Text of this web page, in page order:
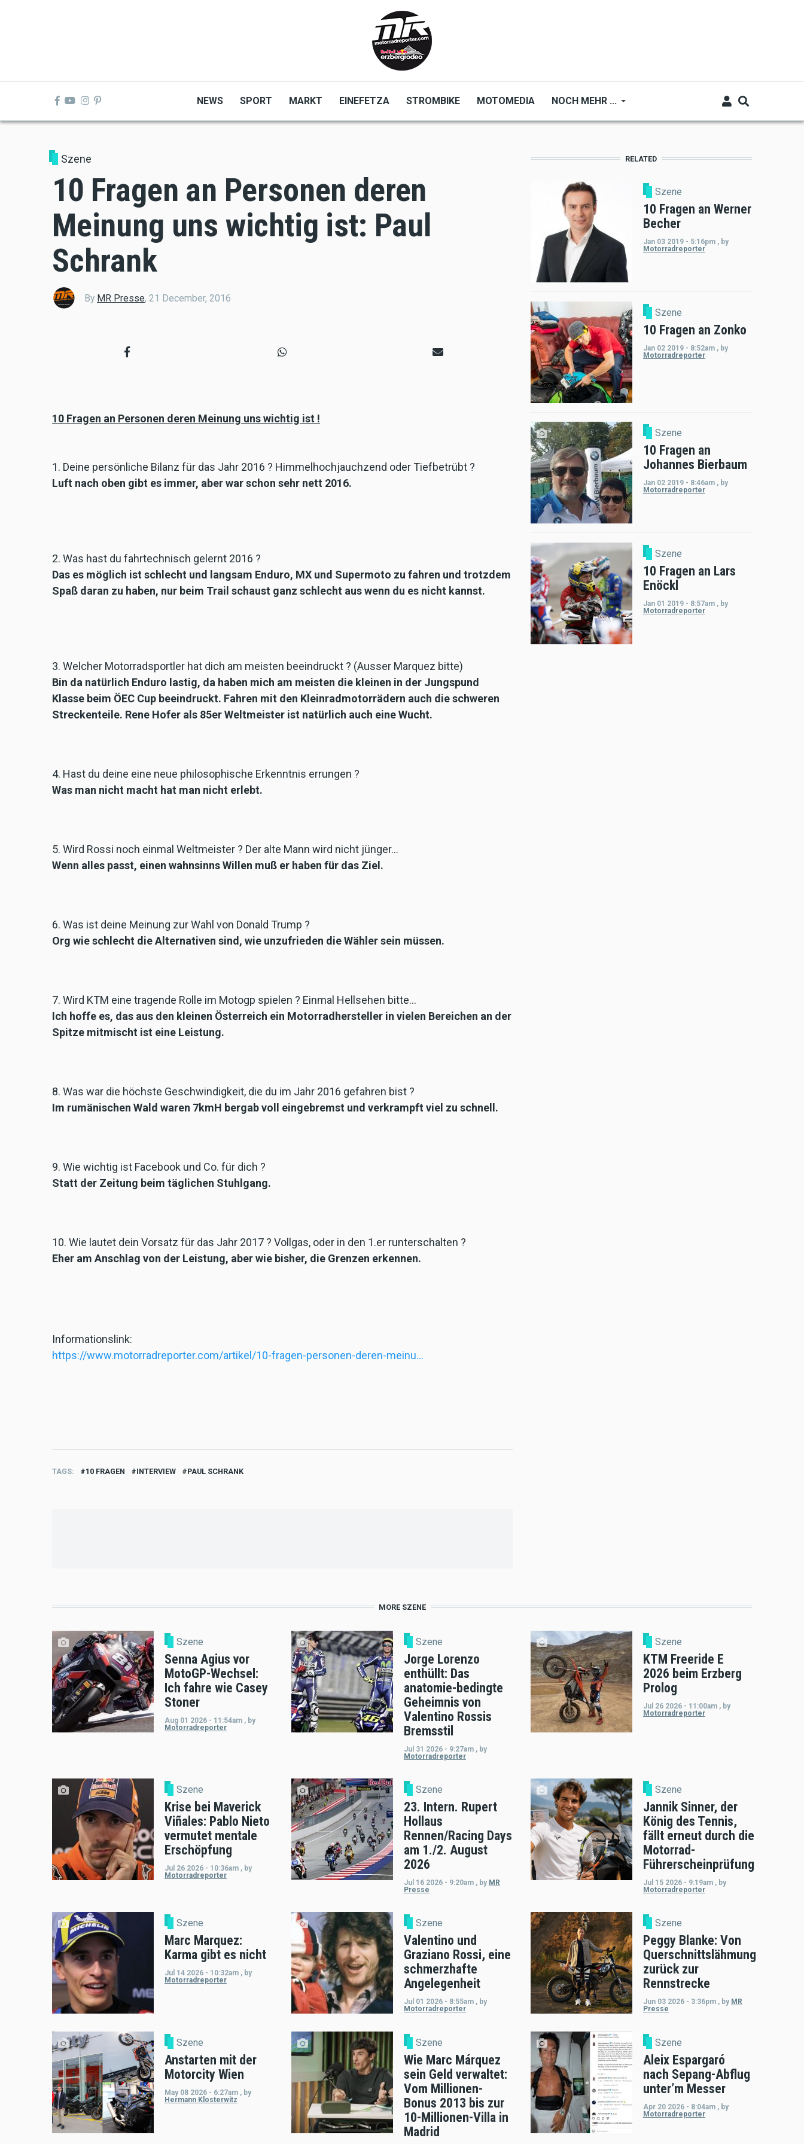
NEWS SPORT MARKT EINEFETZA STROMBIKE MOTOMEDIA NOCH MEHR ...
Szene
10 Fragen an Personen deren
Meinung uns wichtig ist: Paul
Schrank
By MR Presse, 21 December, 2016
10 Fragen an Personen deren Meinung uns wichtig ist !
1. Deine persönliche Bilanz für das Jahr 2016 ? Himmelhochjauchzend oder Tiefbetrübt ?
Luft nach oben gibt es immer, aber war schon sehr nett 2016.
2. Was hast du fahrtechnisch gelernt 2016 ?
Das es möglich ist schlecht und langsam Enduro, MX und Supermoto zu fahren und trotzdem
Spaß daran zu haben, nur beim Trail schaust ganz schlecht aus wenn du es nicht kannst.
3. Welcher Motorradsportler hat dich am meisten beeindruckt ? (Ausser Marquez bitte)
Bin da natürlich Enduro lastig, da haben mich am meisten die kleinen in der Jungspund
Klasse beim ÖEC Cup beeindruckt. Fahren mit den Kleinradmotorrädern auch die schweren
Streckenteile. Rene Hofer als 85er Weltmeister ist natürlich auch eine Wucht.
4. Hast du deine eine neue philosophische Erkenntnis errungen ?
Was man nicht macht hat man nicht erlebt.
5. Wird Rossi noch einmal Weltmeister ? Der alte Mann wird nicht jünger…
Wenn alles passt, einen wahnsinns Willen muß er haben für das Ziel.
6. Was ist deine Meinung zur Wahl von Donald Trump ?
Org wie schlecht die Alternativen sind, wie unzufrieden die Wähler sein müssen.
7. Wird KTM eine tragende Rolle im Motogp spielen ? Einmal Hellsehen bitte…
Ich hoffe es, das aus den kleinen Österreich ein Motorradhersteller in vielen Bereichen an der
Spitze mitmischt ist eine Leistung.
8. Was war die höchste Geschwindigkeit, die du im Jahr 2016 gefahren bist ?
Im rumänischen Wald waren 7kmH bergab voll eingebremst und verkrampft viel zu schnell.
9. Wie wichtig ist Facebook und Co. für dich ?
Statt der Zeitung beim täglichen Stuhlgang.
10. Wie lautet dein Vorsatz für das Jahr 2017 ? Vollgas, oder in den 1.er runterschalten ?
Eher am Anschlag von der Leistung, aber wie bisher, die Grenzen erkennen.
Informationslink:
https://www.motorradreporter.com/artikel/10-fragen-personen-deren-meinu…
TAGS 10 FRAGEN INTERVIEW PAUL SCHRANK
RELATED
Szene
10 Fragen an Werner
Becher
Jan 03 2019 - 5:16pm , by
Motorradreporter
Szene
10 Fragen an Zonko
Jan 02 2019 - 8:52am , by
Motorradreporter
Szene
10 Fragen an
Johannes Bierbaum
Jan 02 2019 - 8:46am , by
Motorradreporter
Szene
10 Fragen an Lars
Enöckl
Jan 01 2019 - 8:57am , by
Motorradreporter
MORE SZENE
Szene
Senna Agius vor
MotoGP-Wechsel:
Ich fahre wie Casey
Stoner
Aug 01 2026 - 11:54am , by
Motorradreporter
Szene
Jorge Lorenzo
enthüllt: Das
anatomie-bedingte
Geheimnis von
Valentino Rossis
Bremsstil
Jul 31 2026 - 9:27am , by
Motorradreporter
Szene
KTM Freeride E
2026 beim Erzberg
Prolog
Jul 26 2026 - 11:00am , by
Motorradreporter
Szene
Krise bei Maverick
Viñales: Pablo Nieto
vermutet mentale
Erschöpfung
Jul 26 2026 - 10:36am , by
Motorradreporter
Szene
23. Intern. Rupert
Hollaus
Rennen/Racing Days
am 1./2. August
2026
Jul 16 2026 - 9:20am , by MR
Presse
Szene
Jannik Sinner, der
König des Tennis,
fällt erneut durch die
Motorrad-
Führerscheinprüfung
Jul 15 2026 - 9:19am , by
Motorradreporter
Szene
Marc Marquez:
Karma gibt es nicht
Jul 14 2026 - 10:32am , by
Motorradreporter
Szene
Valentino und
Graziano Rossi, eine
schmerzhafte
Angelegenheit
Jul 01 2026 - 8:55am , by
Motorradreporter
Szene
Peggy Blanke: Von
Querschnittslähmung
zurück zur
Rennstrecke
Jun 03 2026 - 3:36pm , by MR
Presse
Szene
Anstarten mit der
Motorcity Wien
May 08 2026 - 6:27am , by
Hermann Klosterwitz
Szene
Wie Marc Márquez
sein Geld verwaltet:
Vom Millionen-
Bonus 2013 bis zur
10-Millionen-Villa in
Madrid
Szene
Aleix Espargaró
nach Sepang-Abflug
unter’m Messer
Apr 20 2026 - 8:04am , by
Motorradreporter